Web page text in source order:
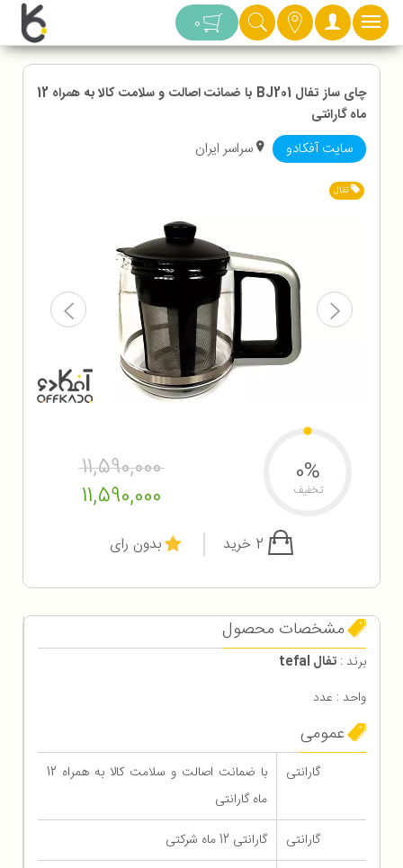
دسته بندی 0
چای ساز تفال BJ201 با ضمانت اصالت و سلامت کالا به همراه 12
ماه گارانتی
سایت آفکادو سراسر ایران
تفال
11,590,000
11,590,000
0%
تخفیف
بدون رای
مشخصات محصول
برند : تفال tefal
واحد : عدد
عمومی
گارانتی
با ضمانت اصالت و سلامت کالا به همراه 12
ماه گارانتی
گارانتی
گارانتی 12 ماه شرکتی